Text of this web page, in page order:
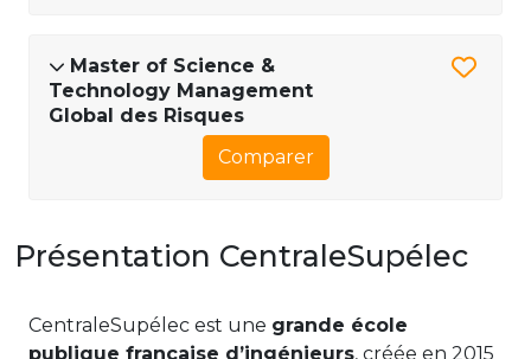
Master of Science &
Technology Management
Global des Risques
Comparer
Présentation CentraleSupélec
CentraleSupélec est une grande école
publique française d’ingénieurs, créée en 2015